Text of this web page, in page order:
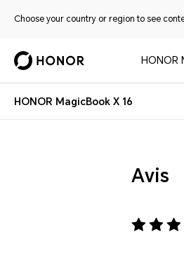
Choose your country or region to see
HONOR
HONOR MagicBook X 16
Avis